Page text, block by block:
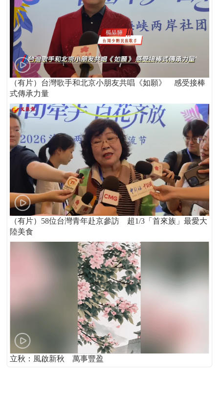
（有片）台灣歌手和北京小朋友共唱《如願》 感受接棒
式傳承力量
（有片）58位台灣青年赴京參訪 超1/3「首來族」最愛大
陸美食
立秋：風啟新秋 萬事豐盈